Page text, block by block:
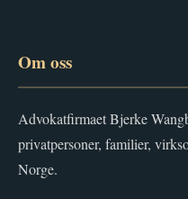
Om oss
Advokatfirmaet Bjerke
privatpersoner, familier,
Norge.